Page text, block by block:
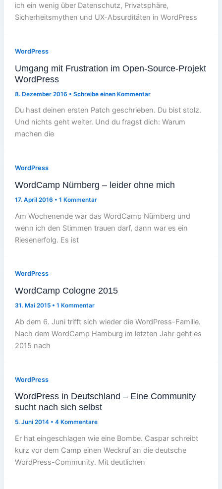
ich ein wenig über Datenschutz, Privatsphäre,
Sicherheitsmythen und UX-Absurditäten in WordPress
WordPress
Umgang mit Frustration im Open-Source-Projekt
WordPress
8. Dezember 2016 • Schreibe einen Kommentar
Du hast deinen ersten Patch geschrieben. Du bist stolz.
Und nichts geht weiter. Und du fragst dich: Warum
machen die
WordPress
WordCamp Nürnberg – leider ohne mich
17. April 2016 • 1 Kommentar
Am Wochenende war das WordCamp Nürnberg und
wenn ich den Stimmen trauen darf, dann war es ein
Riesenerfolg. Es ist
WordPress
WordCamp Cologne 2015
31. Mai 2015 • 1 Kommentar
Ab dem 6. Juni trifft sich wieder die WordPress-Familie.
Nach dem WordCamp Hamburg im letzten Jahr geht es
2015 nach
WordPress
WordPress in Deutschland – Eine Community
sucht nach sich selbst
5. Juni 2014 • 4 Kommentare
Er hat eingeschlagen wie eine Bombe. Caspar schreibt
kurz vor dem Camp einen Weckruf an die deutsche
WordPress-Community. Mit deutlichen